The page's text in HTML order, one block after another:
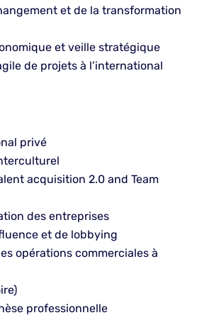
et de la transformation
et veille stratégique
de projets à l’international
privé
acquisition 2.0 and Team
des entreprises
et de lobbying
opérations commerciales à
professionnelle